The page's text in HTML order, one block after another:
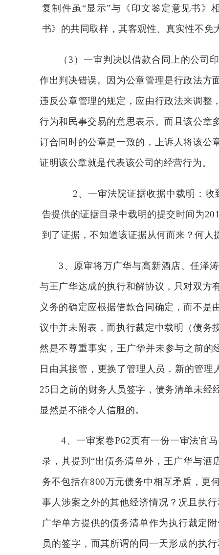
复制件虽“显示”与《印文鉴定意见书》
书》的共同取样，其客观性、真实性不免
（3）一审判决以借款合同上的公司
作出判决错误。因为公章管理是行政法方
违反公章管理的规定，应由行政法来调整
行为和民事交易的意思表示。而且该公章
订合同时的公章是一致的，上诉人将该公
证明该公章就是代表该公司的经营行为。
2、一审法院证据收据中载明：
告提供的证据目录中载明的提交时间为
到了证据，不知道该证据从何而来？何人
3、原审将万广华与高新酒店、任泽
与王广华达成的执行和解协议，只对双方
义务的确定应根据借款合同确定，而不
议中并未附表，而执行裁定中载明（债务
然是不尊重事实，王广华并未参与之前的
日由其接管，更换了管理人员，新的管
25日之前的财务人员签字，债务清单未
显然是不能令人信服的。
4、一审案卷P62页有一份一审法官
录，其提到“出债务清单外，王广华与酒
务不包括在800万元债务中相互矛盾，更
事人涉案之外的其他经济情况？况且执
广华单方提供的债务清单作为执行裁定
员的签字，而其所谓的同一天形成的执